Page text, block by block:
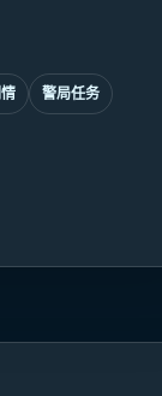
警局任务